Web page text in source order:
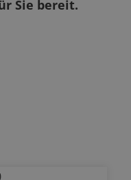
Sie bereit.